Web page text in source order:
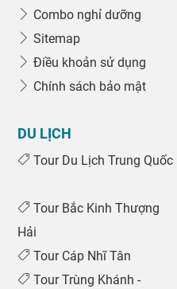
Combo nghỉ dưỡng
Sitemap
Điều khoản sử dụng
Chính sách bảo mật
DU LỊCH
Tour Du Lịch Trung Quốc
Tour Bắc Kinh Thượng
Hải
Tour Cáp Nhĩ Tân
Tour Trùng Khánh -